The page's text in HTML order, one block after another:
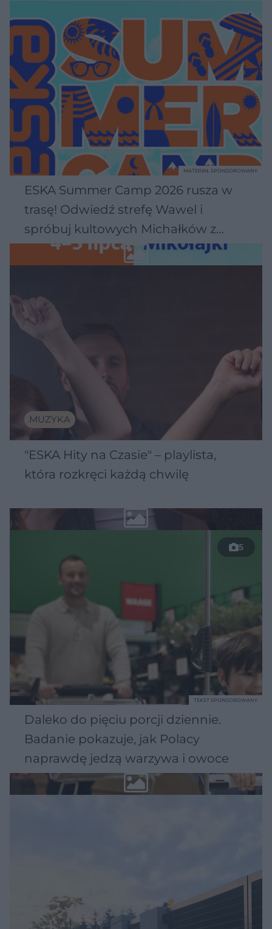
ESKA Summer Camp 2026 rusza w
trasę! Odwiedź strefę Wawel i
spróbuj kultowych Michałków z
Wawelu
MATERIAŁ SPONSOROWANY
MUZYKA
"ESKA Hity na Czasie" – playlista,
która rozkręci każdą chwilę
5
Daleko do pięciu porcji dziennie.
Badanie pokazuje, jak Polacy
naprawdę jedzą warzywa i owoce
TEKST SPONSOROWANY